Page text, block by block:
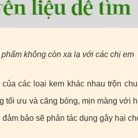
không còn xa lạ với các chị em
các loại kem khác nhau trộn
tối ưu và căng bóng, mịn màng với
bảo sẽ phản tác dụng gây hại